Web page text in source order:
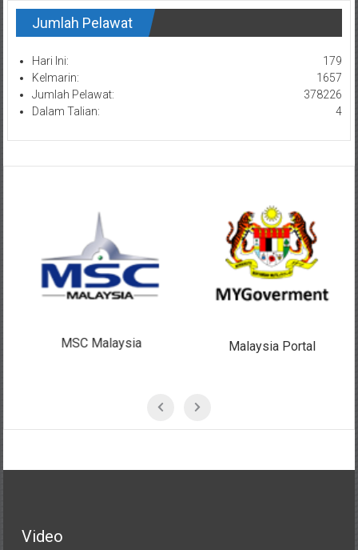
Jumlah Pelawat
179
Hari Ini:
1657
Kelmarin:
378226
Jumlah Pelawat:
4
Dalam Talian:
MSC Malaysia Malaysia Portal
Video